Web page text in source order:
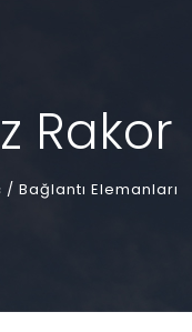
Rakor
/ Bağlantı Elemanları